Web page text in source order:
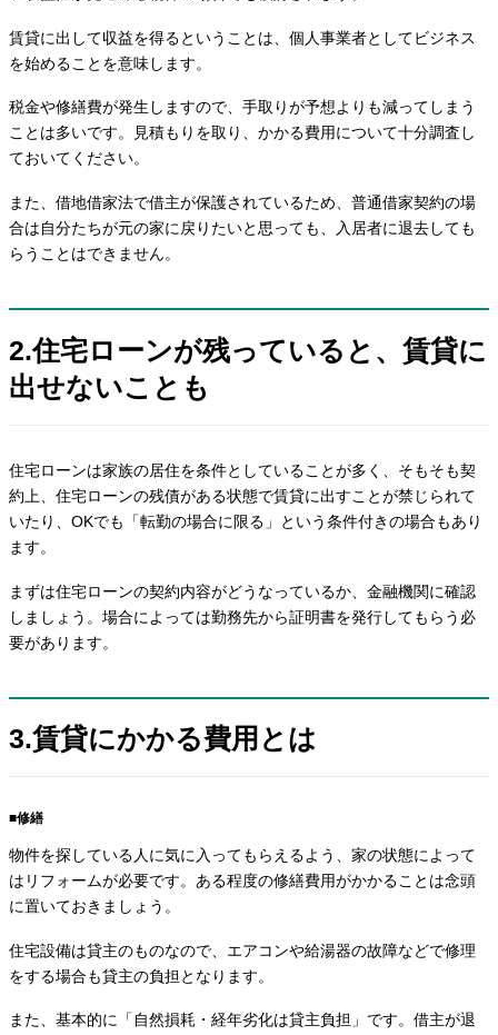
賃貸に出して収益を得るということは、個人事業者としてビジネス
を始めることを意味します。
税金や修繕費が発生しますので、手取りが予想よりも減ってしまう
ことは多いです。見積もりを取り、かかる費用について十分調査し
ておいてください。
また、借地借家法で借主が保護されているため、普通借家契約の場
合は自分たちが元の家に戻りたいと思っても、入居者に退去しても
らうことはできません。
2.住宅ローンが残っていると、賃貸に
出せないことも
住宅ローンは家族の居住を条件としていることが多く、そもそも契
約上、住宅ローンの残債がある状態で賃貸に出すことが禁じられて
いたり、OKでも「転勤の場合に限る」という条件付きの場合もあり
ます。
まずは住宅ローンの契約内容がどうなっているか、金融機関に確認
しましょう。場合によっては勤務先から証明書を発行してもらう必
要があります。
3.賃貸にかかる費用とは
■修繕
物件を探している人に気に入ってもらえるよう、家の状態によって
はリフォームが必要です。ある程度の修繕費用がかかることは念頭
に置いておきましょう。
住宅設備は貸主のものなので、エアコンや給湯器の故障などで修理
をする場合も貸主の負担となります。
また、基本的に「自然損耗・経年劣化は貸主負担」です。借主が退